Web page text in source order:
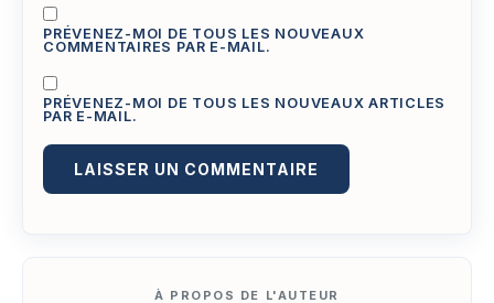
PRÉVENEZ-MOI DE TOUS LES NOUVEAUX
COMMENTAIRES PAR E-MAIL.
PRÉVENEZ-MOI DE TOUS LES NOUVEAUX ARTICLES
PAR E-MAIL.